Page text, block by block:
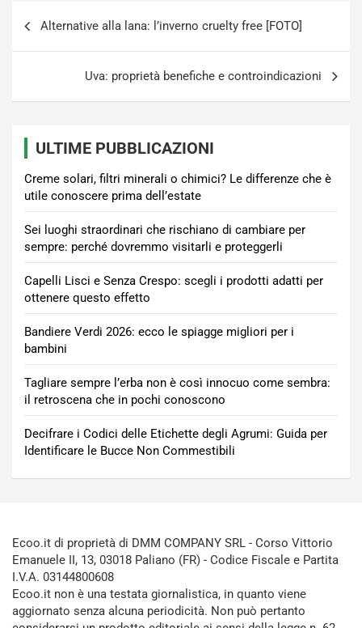
Alternative alla lana: l’inverno cruelty free [FOTO]
Uva: proprietà benefiche e controindicazioni
ULTIME PUBBLICAZIONI
Creme solari, filtri minerali o chimici? Le differenze che è
utile conoscere prima dell’estate
Sei luoghi straordinari che rischiano di cambiare per
sempre: perché dovremmo visitarli e proteggerli
Capelli Lisci e Senza Crespo: scegli i prodotti adatti per
ottenere questo effetto
Bandiere Verdi 2026: ecco le spiagge migliori per i
bambini
Tagliare sempre l’erba non è così innocuo come sembra:
il retroscena che in pochi conoscono
Decifrare i Codici delle Etichette degli Agrumi: Guida per
Identificare le Bucce Non Commestibili
Ecoo.it di proprietà di DMM COMPANY SRL - Corso Vittorio
Emanuele II, 13, 03018 Paliano (FR) - Codice Fiscale e Partita
I.V.A. 03144800608
Ecoo.it non è una testata giornalistica, in quanto viene
aggiornato senza alcuna periodicità. Non può pertanto